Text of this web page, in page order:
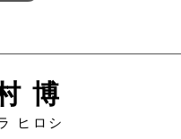
博
ヒロシ